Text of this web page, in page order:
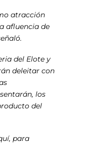
atracción
afluencia de
del Elote y
deleitar con
los
del
para